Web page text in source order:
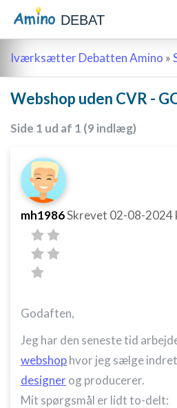
DEBAT
Iværksætter Debatten Amino »
Webshop uden CVR -
Side 1 ud af 1 (9 indlæg)
mh1986Skrevet 02-08-2024
Godaften,
Jeg har den seneste tid
webshophvor jeg sælge
designerog producerer.
Mit spørgsmål er lidt to-delt: